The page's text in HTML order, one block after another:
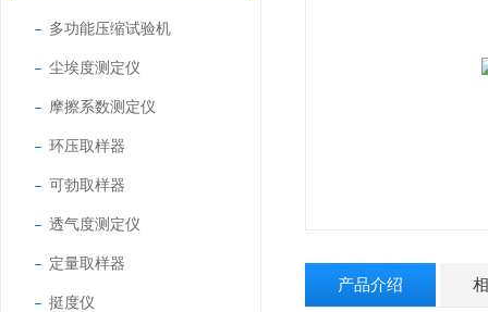
多功能压缩试验机
尘埃度测定仪
摩擦系数测定仪
环压取样器
可勃取样器
透气度测定仪
定量取样器
挺度仪
产品介绍